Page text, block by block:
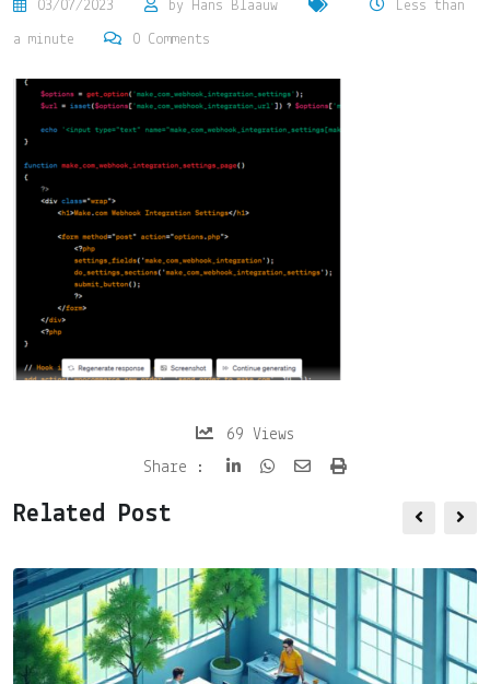
03/07/2023 by Hans Blaauw Less than
a minute 0 Comments
69 Views
Share :
SharePrint
Related Post